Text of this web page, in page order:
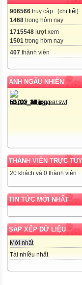
906566 truy cập (chi tiết)
1468 trong hôm nay
1715548 lượt xem
1501 trong hôm nay
407 thành viên
ẢNH NGẪU NHIÊN
THÀNH VIÊN TRỰC
20 khách và 0 thành viên
TIN TỨC MỚI NHẤT
SẮP XẾP DỮ LIỆU
Mới nhất
Tải nhiều nhất